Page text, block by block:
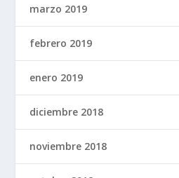
marzo 2019
febrero 2019
enero 2019
diciembre 2018
noviembre 2018